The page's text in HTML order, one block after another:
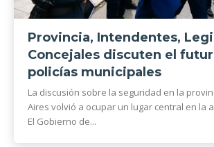
Provincia, Intendentes,
Concejales discuten el
policías municipales
La discusión sobre la seguridad en la
Aires volvió a ocupar un lugar central en la
El Gobierno de...